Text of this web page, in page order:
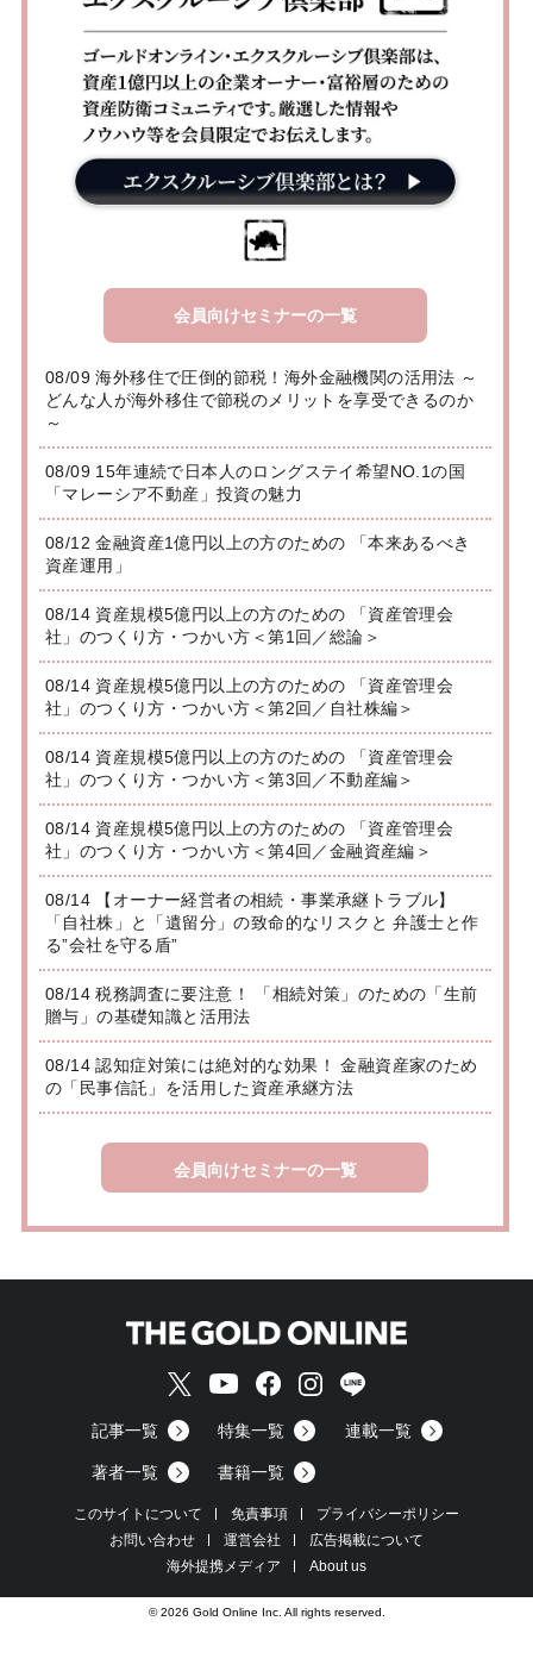
会員向けセミナーの一覧
08/09 海外移住で圧倒的節税！海外金融機関の活用法 ～
どんな人が海外移住で節税のメリットを享受できるのか
～
08/09 15年連続で日本人のロングステイ希望NO.1の国
「マレーシア不動産」投資の魅力
08/12 金融資産1億円以上の方のための 「本来あるべき
資産運用」
08/14 資産規模5億円以上の方のための 「資産管理会
社」のつくり方・つかい方＜第1回／総論＞
08/14 資産規模5億円以上の方のための 「資産管理会
社」のつくり方・つかい方＜第2回／自社株編＞
08/14 資産規模5億円以上の方のための 「資産管理会
社」のつくり方・つかい方＜第3回／不動産編＞
08/14 資産規模5億円以上の方のための 「資産管理会
社」のつくり方・つかい方＜第4回／金融資産編＞
08/14 【オーナー経営者の相続・事業承継トラブル】
「自社株」と「遺留分」の致命的なリスクと 弁護士と作
る”会社を守る盾”
08/14 税務調査に要注意！ 「相続対策」のための「生前
贈与」の基礎知識と活用法
08/14 認知症対策には絶対的な効果！ 金融資産家のため
の「民事信託」を活用した資産承継方法
会員向けセミナーの一覧
記事一覧 特集一覧 連載一覧
著者一覧 書籍一覧
このサイトについて 免責事項
プライバシーポリシー
お問い合わせ
運営会社
広告掲載について
海外提携メディア
About us
© 2026 Gold Online Inc. All rights reserved.